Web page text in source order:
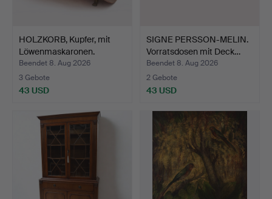
HOLZKORB, Kupfer, mit
Löwenmaskaronen.
Beendet 8. Aug 2026
3 Gebote
43 USD
SIGNE PERSSON-MELIN.
Vorratsdosen mit Deck…
Beendet 8. Aug 2026
2 Gebote
43 USD